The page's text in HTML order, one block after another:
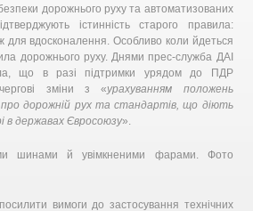
дорожнього руху та автоматизованих
істинність старого правила:
для вдосконалення. Особливо коли йдеться
дорожнього руху. Днями прес-служба ДАІ
що в разі підтримки урядом до ПДР
зміни з «урахуванням положень
про дорожній рух та стандартів, що діють
в державах Євросоюзу».
шинами й увімкненими фарами. Фото
вимоги до застосування технічних